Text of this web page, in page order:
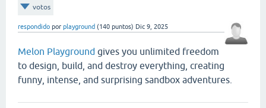
votos
respondido por playground (140 puntos) Dic 9, 2025
Melon Playground gives you unlimited freedom
to design, build, and destroy everything, creating
funny, intense, and surprising sandbox adventures.